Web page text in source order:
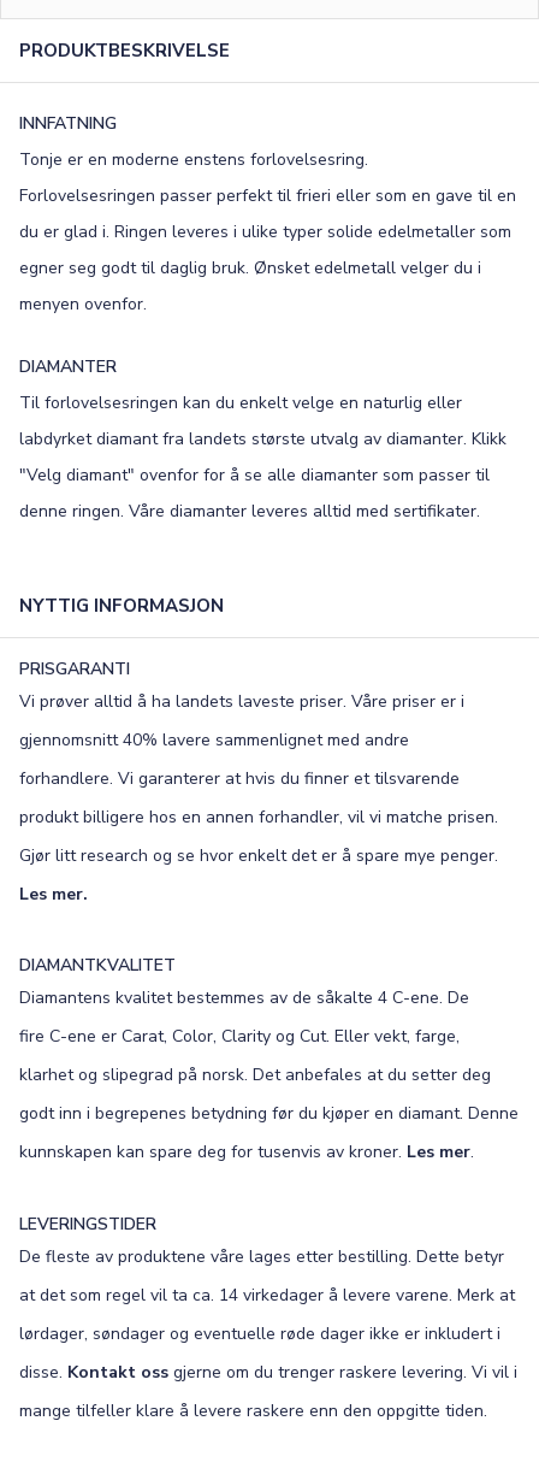
0/15
Old English
Edwardian
Script MT Corinthia
PRODUKTBESKRIVELSE
INNFATNING
Tonje er en moderne enstens forlovelsesring.
Forlovelsesringen passer perfekt til frieri eller som en gave til en
du er glad i. Ringen leveres i ulike typer solide edelmetaller som
egner seg godt til daglig bruk. Ønsket edelmetall velger du i
menyen ovenfor.
DIAMANTER
Til forlovelsesringen kan du enkelt velge en naturlig eller
labdyrket diamant fra landets største utvalg av diamanter. Klikk
"Velg diamant" ovenfor for å se alle diamanter som passer til
denne ringen. Våre diamanter leveres alltid med sertifikater.
NYTTIG INFORMASJON
PRISGARANTI
Vi prøver alltid å ha landets laveste priser. Våre priser er i
gjennomsnitt 40% lavere sammenlignet med andre
forhandlere. Vi garanterer at hvis du finner et tilsvarende
produkt billigere hos en annen forhandler, vil vi matche prisen.
Gjør litt research og se hvor enkelt det er å spare mye penger.
Les mer.
DIAMANTKVALITET
Diamantens kvalitet bestemmes av de såkalte 4 C-ene. De
fire C-ene er Carat, Color, Clarity og Cut. Eller vekt, farge,
klarhet og slipegrad på norsk. Det anbefales at du setter deg
godt inn i begrepenes betydning før du kjøper en diamant. Denne
kunnskapen kan spare deg for tusenvis av kroner. Les mer.
LEVERINGSTIDER
De fleste av produktene våre lages etter bestilling. Dette betyr
at det som regel vil ta ca. 14 virkedager å levere varene. Merk at
lørdager, søndager og eventuelle røde dager ikke er inkludert i
disse. Kontakt oss gjerne om du trenger raskere levering. Vi vil i
mange tilfeller klare å levere raskere enn den oppgitte tiden.